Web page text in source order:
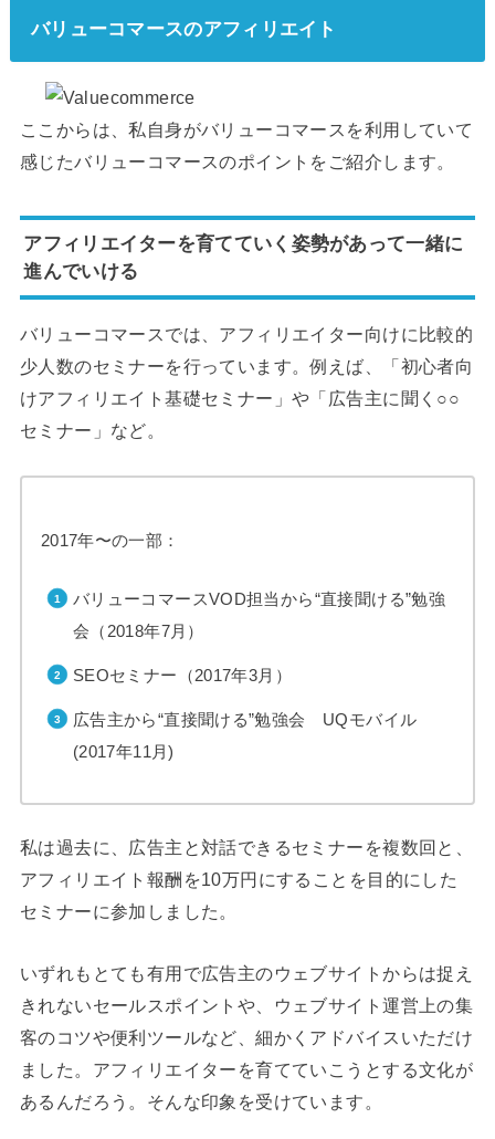
バリューコマースのアフィリエイト
ここからは、私自身がバリューコマースを利用していて
感じたバリューコマースのポイントをご紹介します。
アフィリエイターを育てていく姿勢があって一緒に
進んでいける
バリューコマースでは、アフィリエイター向けに比較的
少人数のセミナーを行っています。例えば、「初心者向
けアフィリエイト基礎セミナー」や「広告主に聞く○○
セミナー」など。
2017年〜の一部：
バリューコマースVOD担当から“直接聞ける”勉強
会（2018年7月）
SEOセミナー（2017年3月）
広告主から“直接聞ける”勉強会 UQモバイル
(2017年11月)
私は過去に、広告主と対話できるセミナーを複数回と、
アフィリエイト報酬を10万円にすることを目的にした
セミナーに参加しました。
いずれもとても有用で広告主のウェブサイトからは捉え
きれないセールスポイントや、ウェブサイト運営上の集
客のコツや便利ツールなど、細かくアドバイスいただけ
ました。アフィリエイターを育てていこうとする文化が
あるんだろう。そんな印象を受けています。